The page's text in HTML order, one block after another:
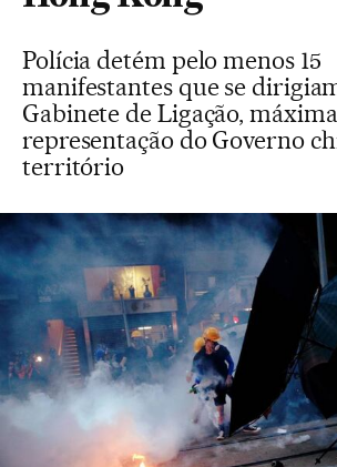
Polícia detém pelo menos 15
manifestantes que se
Gabinete de Ligação, máxima
representação do Governo
território